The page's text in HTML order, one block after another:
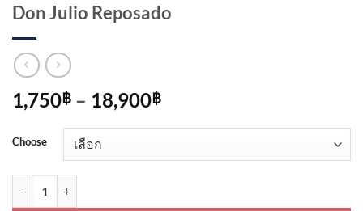
Don Julio Reposado
1,750฿ – 18,900฿Price
through
Choose